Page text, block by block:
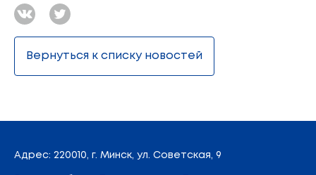
Вернуться к списку новостей
Адрес: 220010, г. Минск, ул. Советская, 9